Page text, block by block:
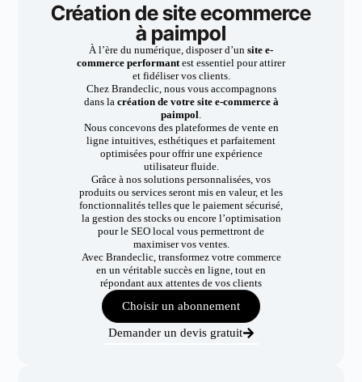
Création de site ecommerce
à paimpol
À l’ère du numérique, disposer d’un site e-
commerce performantest essentiel pour attirer
et fidéliser vos clients.
Chez Brandeclic, nous vous accompagnons
dans la création de votre site e-commerce à
paimpol.
Nous concevons des plateformes de vente en
ligne intuitives, esthétiques et parfaitement
optimisées pour offrir une expérience
utilisateur fluide.
Grâce à nos solutions personnalisées, vos
produits ou services seront mis en valeur, et les
fonctionnalités telles que le paiement sécurisé,
la gestion des stocks ou encore l’optimisation
pour le SEO local vous permettront de
maximiser vos ventes.
Avec Brandeclic, transformez votre commerce
en un véritable succès en ligne, tout en
répondant aux attentes de vos clients
Choisir un abonnement
Demander un devis gratuit